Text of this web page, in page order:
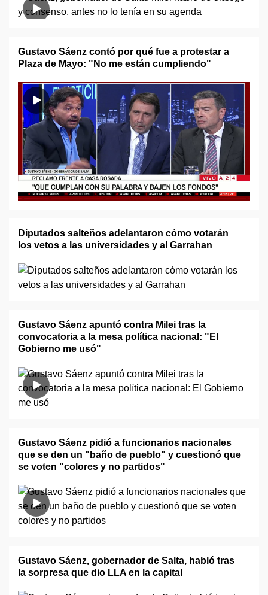
Gustavo Sáenz contó por qué fue a protestar a
Plaza de Mayo: "No me están cumpliendo"
Diputados salteños adelantaron cómo votarán
los vetos a las universidades y al Garrahan
Gustavo Sáenz apuntó contra Milei tras la
convocatoria a la mesa política nacional: "El
Gobierno me usó"
Gustavo Sáenz pidió a funcionarios nacionales
que se den un "baño de pueblo" y cuestionó que
se voten "colores y no partidos"
Gustavo Sáenz, gobernador de Salta, habló tras
la sorpresa que dio LLA en la capital